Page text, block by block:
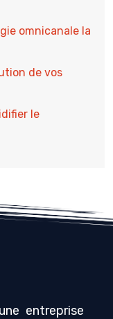
omnicanale la
de vos
le
entreprise